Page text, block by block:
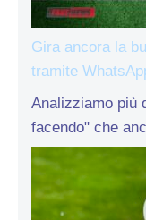
Gira ancora la
tramite
Analizziamo più
facendo" che